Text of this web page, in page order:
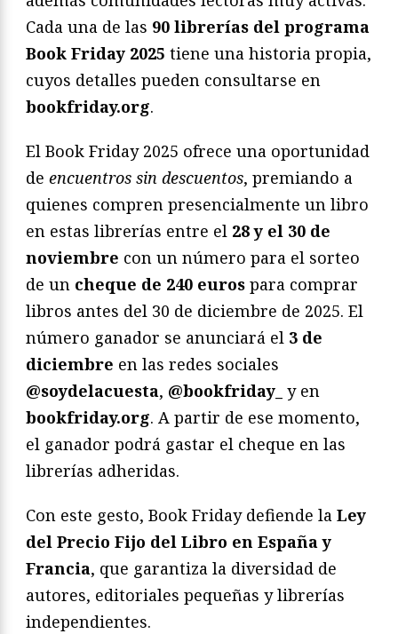
Cada una de las 90 librerías del programa
Book Friday 2025 tiene una historia propia,
cuyos detalles pueden consultarse en
bookfriday.org.
El Book Friday 2025 ofrece una oportunidad
de encuentros sin descuentos, premiando a
quienes compren presencialmente un libro
en estas librerías entre el 28 y el 30 de
noviembre con un número para el sorteo
de un cheque de 240 euros para comprar
libros antes del 30 de diciembre de 2025. El
número ganador se anunciará el 3 de
diciembre en las redes sociales
@soydelacuesta, @bookfriday_ y en
bookfriday.org. A partir de ese momento,
el ganador podrá gastar el cheque en las
librerías adheridas.
Con este gesto, Book Friday defiende la Ley
del Precio Fijo del Libro en España y
Francia, que garantiza la diversidad de
autores, editoriales pequeñas y librerías
independientes.